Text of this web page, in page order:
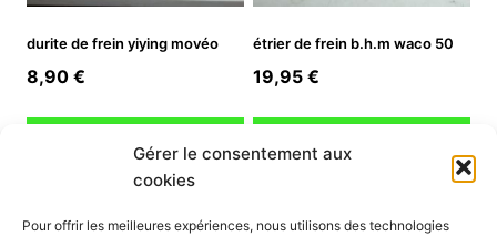
Gérer le consentement aux
cookies
Pour offrir les meilleures expériences, nous utilisons des technologies
durite de frein yiying movéo
8,90 €
étrier de frein b.h.m waco 50
19,95 €
INFORMATION